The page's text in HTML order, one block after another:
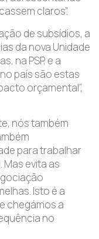
claros”.
de subsídios, a
da nova Unidade
na PSP, e a
país são estas
orçamental”,
nós também
para trabalhar
Mas evita as
Isto é a
chegámos a
no